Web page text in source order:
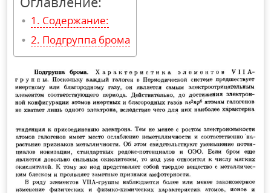
Содержание:
Подгруппа брома